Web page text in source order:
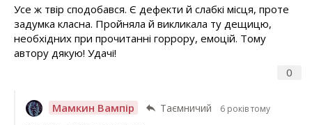
0
Усе ж твір сподобався. Є дефекти й слабкі місця, проте
задумка класна. Пройняла й викликала ту дещицю,
необхідних при прочитанні горрору, емоцій. Тому
автору дякую! Удачі!
Мамкин Вампір Таємничий 6 років тому